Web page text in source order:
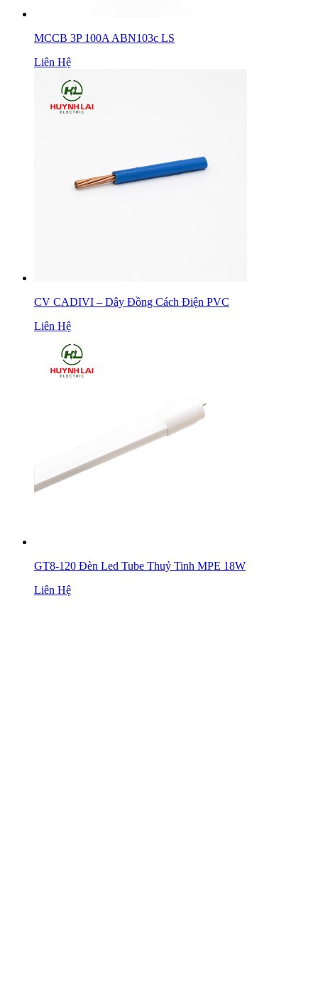
MCCB 3P 100A ABN103c LS
Liên Hệ
CV CADIVI – Dây Đồng Cách Điện PVC
Liên Hệ
GT8-120 Đèn Led Tube Thuỷ Tinh MPE 18W
Liên Hệ